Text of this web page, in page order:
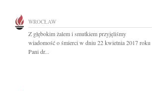
WROCŁAW
Z głębokim żalem i smutkiem przyjęliśmy
wiadomość o śmierci w dniu 22 kwietnia 2017 roku
Pani dr...